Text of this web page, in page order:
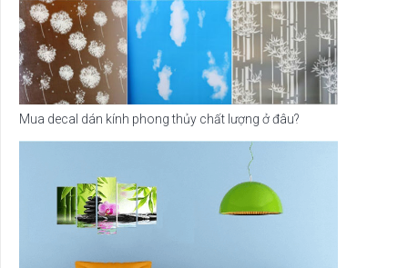
Mua decal dán kính phong thủy chất lượng ở đâu?